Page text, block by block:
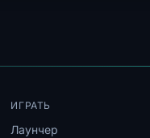
ИГРАТЬ
Лаунчер